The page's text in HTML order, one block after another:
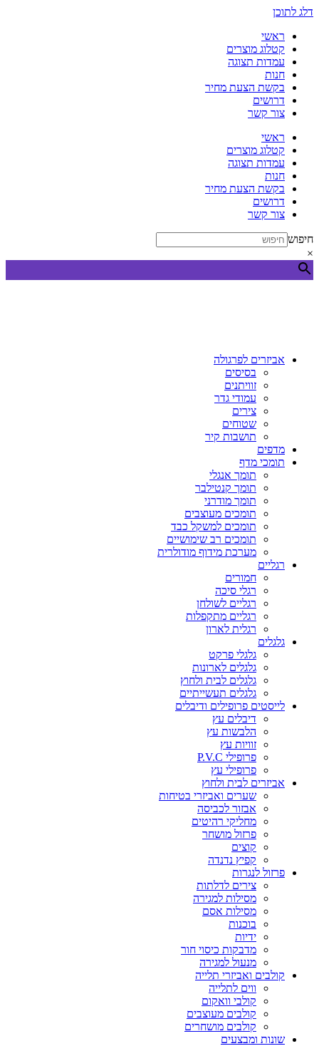
דלג לתוכן
ראשי
קטלוג מוצרים
עמדות תצוגה
חנות
בקשת הצעת מחיר
דרושים
צור קשר
ראשי
קטלוג מוצרים
עמדות תצוגה
חנות
בקשת הצעת מחיר
דרושים
צור קשר
חיפוש
×
אביזרים לפרגולה
בסיסים
זוויתנים
עמודי גדר
צירים
שטוחים
תושבות קיר
מדפים
תומכי מדף
תומך אנגלי
תומך קנטילבר
תומך מודרני
תומכים מעוצבים
תומכים למשקל כבד
תומכים רב שימושיים
מערכת מידוף מודולרית
רגליים
חמורים
רגלי סיכה
רגליים לשולחן
רגליים מתקפלות
רגלית לארון
גלגלים
גלגלי פרקט
גלגלים לארונות
גלגלים לבית ולחוץ
גלגלים תעשייתיים
לייסטים פרופילים ודיבלים
דיבלים עץ
הלבשות עץ
זוויות עץ
פרופילי P.V.C
פרופילי עץ
אביזרים לבית ולחוץ
שערים ואביזרי בטיחות
אבזור לכביסה
מחליקי רהיטים
פרזול מושחר
קוצים
קפיץ נדנדה
פרזול לנגרות
צירים לדלתות
מסילות למגירה
מסילות אסם
בוכנות
ידיות
מדבקות כיסוי חור
מנעול למגירה
קולבים ואביזרי תלייה
ווים לתלייה
קולבי וואקום
קולבים מעוצבים
קולבים מושחרים
שונות ומבצעים